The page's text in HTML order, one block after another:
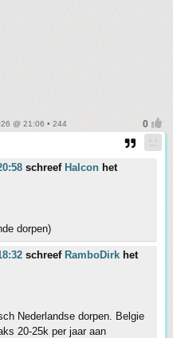
@ 21:06 • 244
schreef Halcon het
dorpen)
schreef RamboDirk het
Nederlandse dorpen. Belgie
20-25k per jaar aan